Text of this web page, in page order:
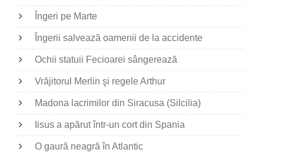
Îngeri pe Marte
Îngerii salvează oamenii de la accidente
Ochii statuii Fecioarei sângerează
Vrăjitorul Merlin şi regele Arthur
Madona lacrimilor din Siracusa (Silcilia)
Iisus a apărut într-un cort din Spania
O gaură neagră în Atlantic